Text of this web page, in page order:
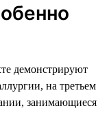
демонстрируют
на третьем
занимающиеся